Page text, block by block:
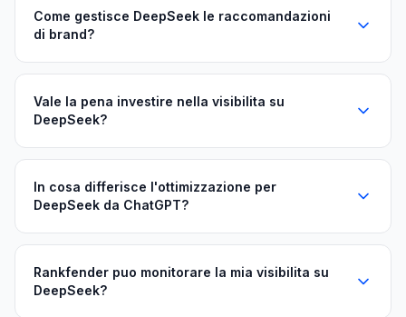
Come gestisce DeepSeek le raccomandazioni
di brand?
Vale la pena investire nella visibilita su
DeepSeek?
In cosa differisce l'ottimizzazione per
DeepSeek da ChatGPT?
Rankfender puo monitorare la mia visibilita su
DeepSeek?